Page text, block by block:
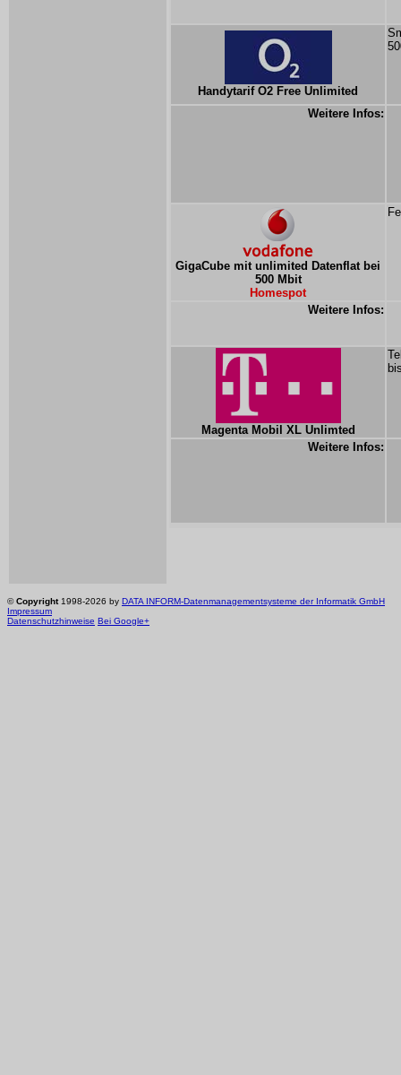
Handytarif O2 Free Unlimited
Weitere Infos:
GigaCube mit unlimited Datenflat bei
500 Mbit
Homespot
Weitere Infos:
Magenta Mobil XL Unlimted
Weitere Infos:
©Copyright1998-2026 by DATA INFORM-Datenmanagementsysteme der Informatik GmbH
Impressum
Datenschutzhinweise Bei Google+